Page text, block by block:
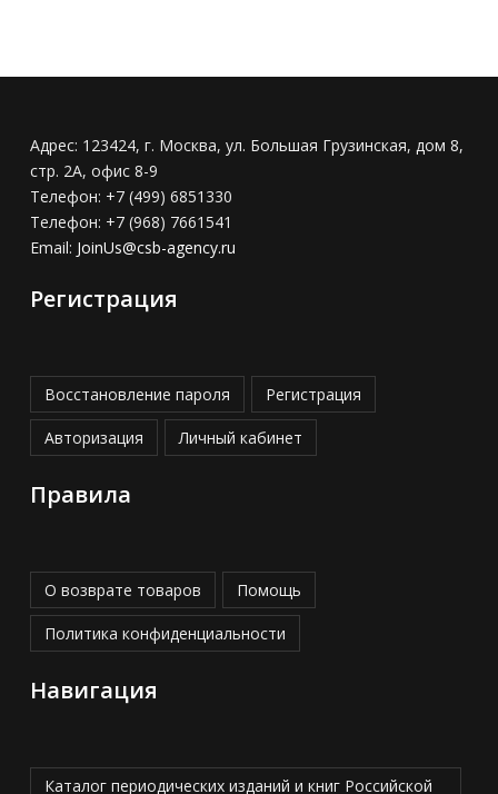
Адрес: 123424, г. Москва, ул. Большая Грузинская, дом 8,
стр. 2А, офис 8-9
Телефон: +7 (499) 6851330
Телефон: +7 (968) 7661541
Email: JoinUs@csb-agency.ru
Регистрация
Восстановление пароля Регистрация
Авторизация Личный кабинет
Правила
О возврате товаров Помощь
Политика конфиденциальности
Навигация
Каталог периодических изданий и книг Российской